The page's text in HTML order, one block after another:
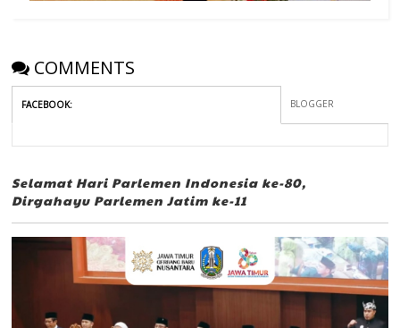
COMMENTS
FACEBOOK: BLOGGER
Selamat Hari Parlemen Indonesia ke-80,
Dirgahayu Parlemen Jatim ke-11